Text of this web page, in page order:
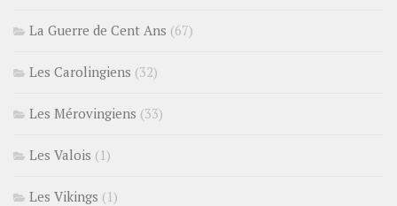
La Guerre de Cent Ans (67)
Les Carolingiens (32)
Les Mérovingiens (33)
Les Valois (1)
Les Vikings (1)